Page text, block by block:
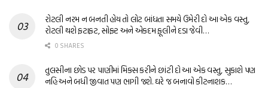
રોટલી નરમ ન બનતી હોય તો લોટ બાંધતા સમયે ઉમેરી દો આ એક વસ્તુ,
રોટલી થશે ફટાફટ, સોફ્ટ અને એકદમ ફૂલીને દડા જેવી…
0 SHARES
તુલસીના છોડ પર પાણીમાં મિક્સ કરીને છાંટી દો આ એક વસ્તુ, સુકાશે પણ
નહિ અને બધી જીવાત પણ ભાગી જશે. ઘરે જ બનાવો કીટનાશક…